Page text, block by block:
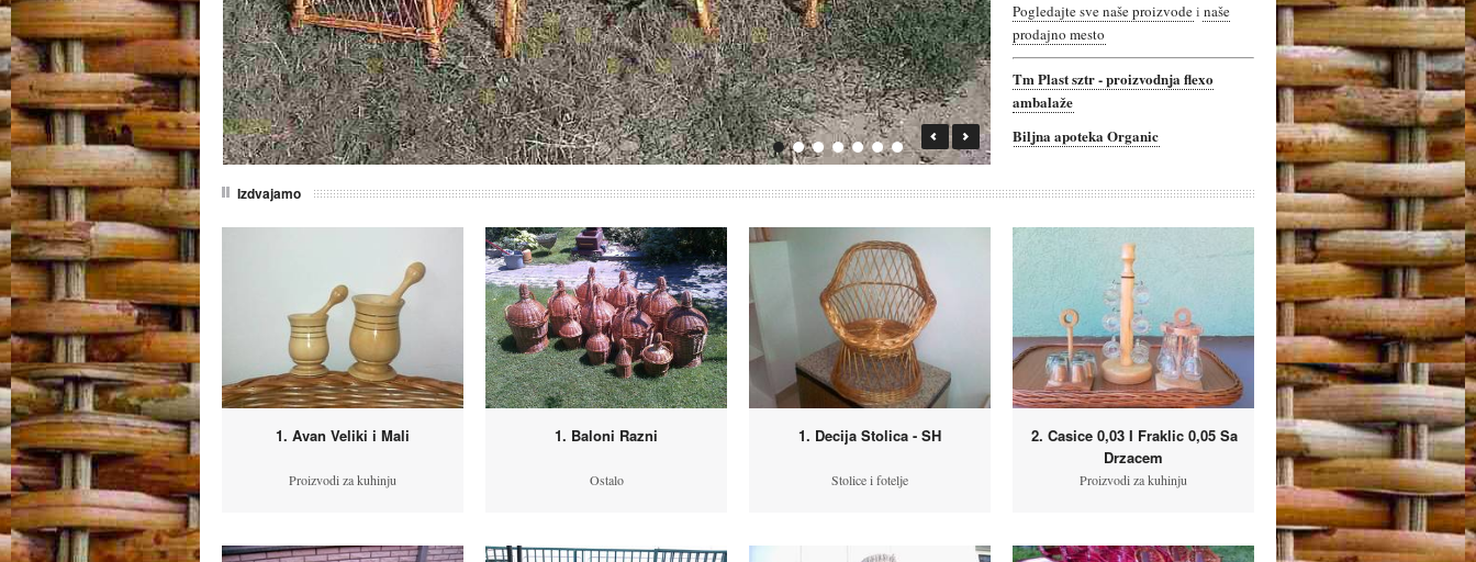
Pogledajte sve naše proizvodei naše
prodajno mesto
Tm Plast sztr - proizvodnja flexo
ambalaže
Biljna apoteka Organic
Izdvajamo
1. Avan Veliki i Mali
Proizvodi za kuhinju
1. Baloni Razni
Ostalo
1. Decija Stolica - SH
Stolice i fotelje
2. Casice 0,03 I Fraklic 0,05 Sa
Drzacem
Proizvodi za kuhinju